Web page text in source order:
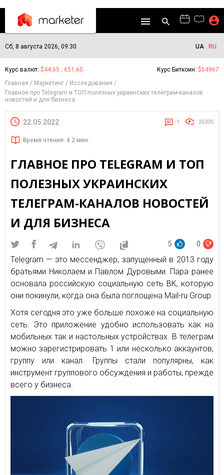
Сб, 8 августа 2026, 09:30 UA RU
Курс валют: $44,65 , €51,60 Курс Биткоин: $64967
Главная
Маркетинг
Исследования
Главное про Telegram и ТОП полезных украинских телеграм-каналов
новостей и для бизнеса
22.05.2022 1 25335
Время чтения: 4.2 мин.
ГЛАВНОЕ ПРО TELEGRAM И ТОП
ПОЛЕЗНЫХ УКРАИНСКИХ
ТЕЛЕГРАМ-КАНАЛОВ НОВОСТЕЙ
И ДЛЯ БИЗНЕСА
5 0
Telegram — это мессенджер, запущенный в 2013 году
братьями Николаем и Павлом Дуровыми. Пара ранее
основала российскую социальную сеть ВК, которую
они покинули, когда она была поглощена Mail-ru Group.
Хотя сегодня это уже больше похоже на социальную
сеть. Это приложение удобно использовать как на
мобильных так и настольных устройствах. В телеграм
можно зарегистрировать 1 или несколько аккаунтов,
группу или канал. Группы стали популярны, как
инструмент группового обсуждения и работы, прежде
всего у бизнеса.